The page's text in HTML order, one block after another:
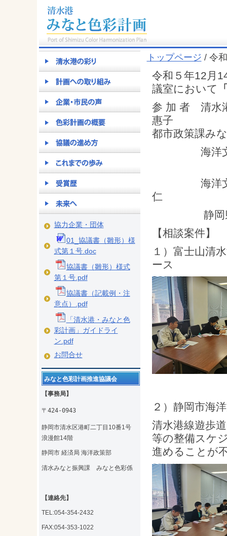
協力企業・団体
01_協議書（雛形）様
式第１号.doc
協議書（雛形）様式
第１号.pdf
協議書（記載例・注
意点）.pdf
「清水港・みなと色
彩計画」ガイドライ
ン.pdf
お問合せ
みなと色彩計画推進協議会
【事務局】
〒424-0943
静岡市清水区港町二丁目10番1号
浪漫館14階
静岡市 経済局 海洋政策部
清水みなと振興課 みなと色彩係
【連絡先】
TEL:054-354-2432
FAX:054-353-1022
トップページ / 令
令和５年12月
議室において
参 加 者 清
惠子
都市政策課み
海洋文化
海洋文化都
静岡県清
【相談案件】
１）富士山清
ース
２）静岡市海
清水港線遊歩
等の整備スケ
進めることが